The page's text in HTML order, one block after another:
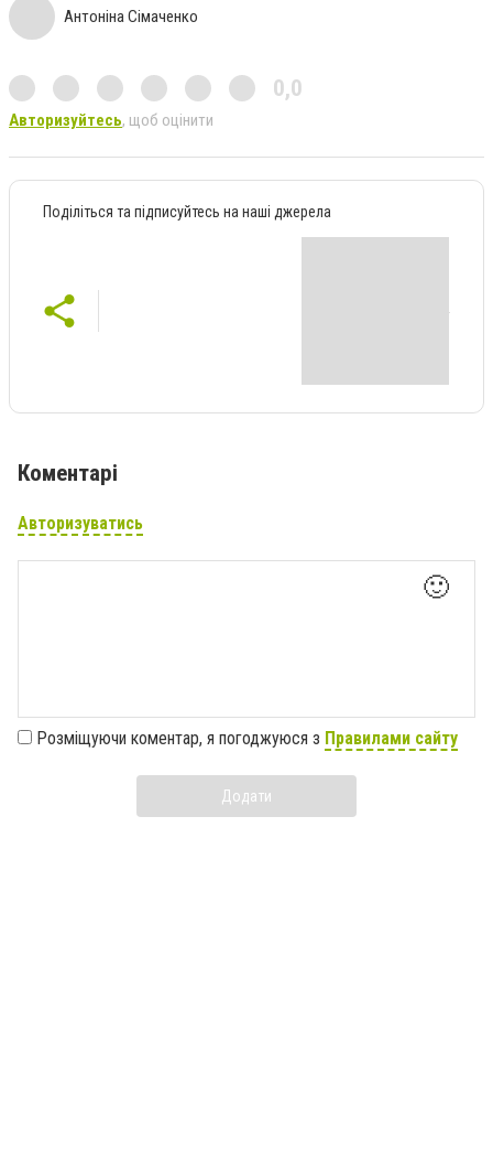
Антоніна Сімаченко
0,0
Авторизуйтесь, щоб оцінити
Поділіться та підписуйтесь на наші джерела
Коментарі
Авторизуватись
🙂
Розміщуючи коментар, я погоджуюся з Правилами сайту
Додати